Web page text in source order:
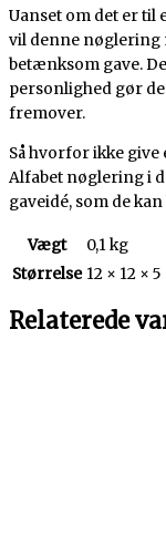
Uanset om det er til
vil denne
betænksom gave.
personlighed gør
fremover.
Så hvorfor ikke give
Alfabet nøglering i
gaveidé, som de
Vægt
0,1 kg
Størrelse 12 × 12 ×
Relaterede